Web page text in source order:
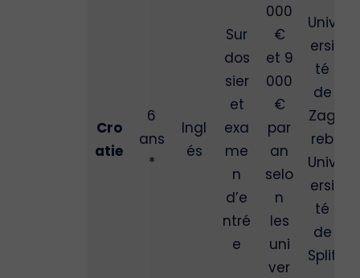
Cro
atie
6
ans
*
Ingl
és
Sur
dos
sier
et
exa
me
n
d’e
ntré
e
000
€
et 9
000
€
par
an
selo
n
les
uni
ver
Univ
ersi
té
de
Zag
reb
Univ
ersi
té
de
Split